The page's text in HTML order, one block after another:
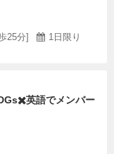
25分]
1日限り
英語でメンバー